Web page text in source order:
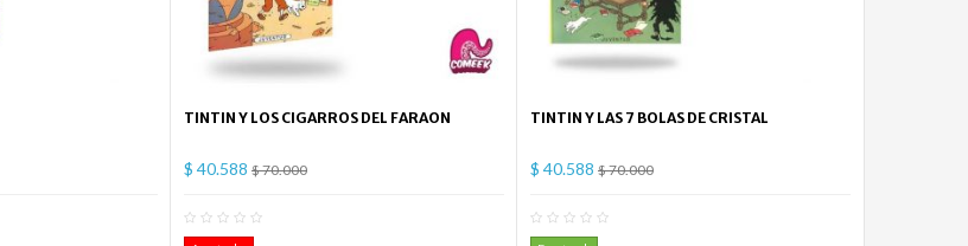
TINTIN Y LOS CIGARROS DEL FARAON
$ 40.588 $ 70.000
TINTIN Y LAS 7 BOLAS DE CRISTAL
$ 40.588 $ 70.000